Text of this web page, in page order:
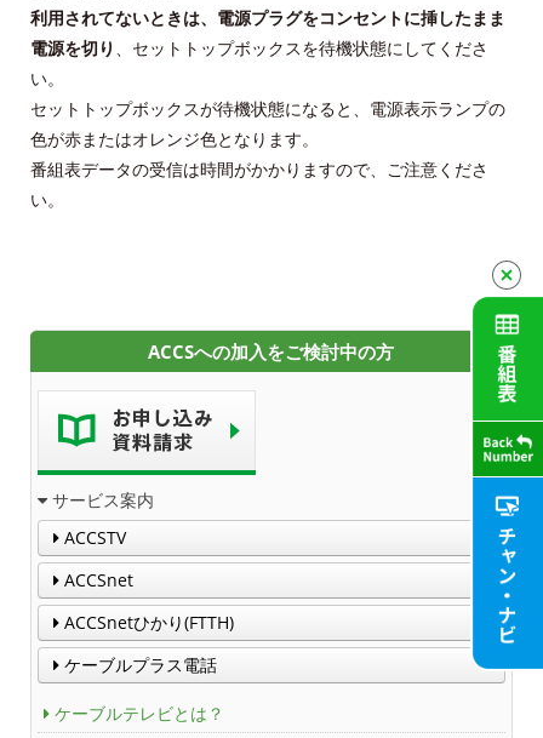
利用されてないときは、電源プラグをコンセントに挿したまま
電源を切り 、セットトップボックスを待機状態にしてくださ
い。
セットトップボックスが待機状態になると、電源表示ランプの
色が赤またはオレンジ色となります。
番組表データの受信は時間がかかりますので、ご注意くださ
い。
ACCSへの加入をご検討中の方
サービス案内
ACCSTV
ACCSnet
ACCSnetひかり(FTTH)
ケーブルプラス電話
ケーブルテレビとは？
サービス案内
サービスエリア
利用料金
工事内容
よくある質問と答え
マイページ
申込・資料請求
お問合せ
財団案内
ごあいさつ